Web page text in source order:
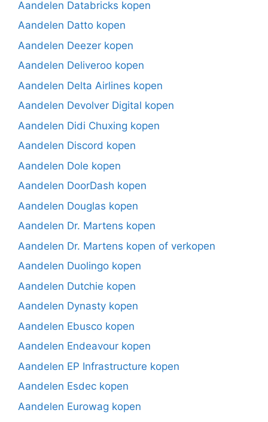
Aandelen Databricks kopen
Aandelen Datto kopen
Aandelen Deezer kopen
Aandelen Deliveroo kopen
Aandelen Delta Airlines kopen
Aandelen Devolver Digital kopen
Aandelen Didi Chuxing kopen
Aandelen Discord kopen
Aandelen Dole kopen
Aandelen DoorDash kopen
Aandelen Douglas kopen
Aandelen Dr. Martens kopen
Aandelen Dr. Martens kopen of verkopen
Aandelen Duolingo kopen
Aandelen Dutchie kopen
Aandelen Dynasty kopen
Aandelen Ebusco kopen
Aandelen Endeavour kopen
Aandelen EP Infrastructure kopen
Aandelen Esdec kopen
Aandelen Eurowag kopen